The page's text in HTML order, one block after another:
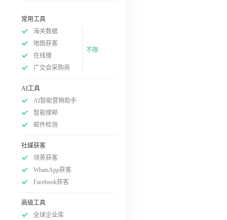
常用工具
海关数据
地图获客
在线搜
广交会采购商
不限
AI工具
AI智能营销助手
智能搜邮
邮件检测
社媒获客
领英获客
WhatsApp获客
Facebook获客
高级工具
全球企业库